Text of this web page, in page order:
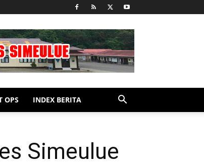
OPS INDEX BERITA
Simeulue